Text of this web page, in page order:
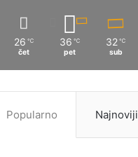
26 ℃
čet
36 ℃
pet
32 ℃
sub
Popularno Najnoviji